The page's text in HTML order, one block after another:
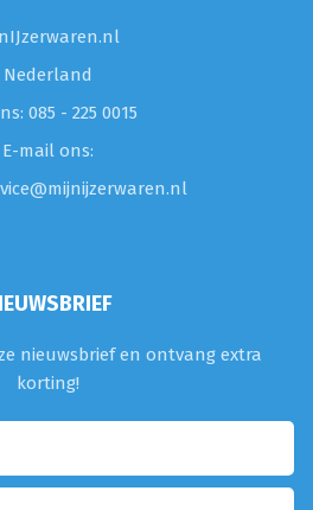
Nederland
085 - 225 0015
E-mail ons:
nieuwsbrief en ontvang extra
korting!